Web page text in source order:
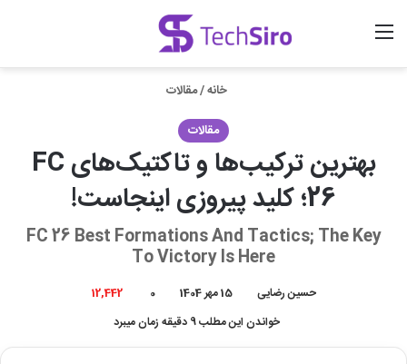
جستجو برای
ورود
خانه/مقالات
مقالات
بهترین ترکیب‌ها و تاکتیک‌های FC
26؛ کلید پیروزی اینجاست!
FC 26 Best Formations And Tactics; The Key
To Victory Is Here
حسین رضایی 15 مهر 1404 0
12,442
خواندن این مطلب 9 دقیقه زمان میبرد